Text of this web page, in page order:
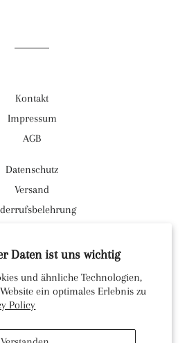
Daten ist uns wichtig
und ähnliche Technologien,
ein optimales Erlebnis zu
Policy
Kontakt
Impressum
AGB
Datenschutz
Versand
Instagram
Währung
EUR €
Strandgut-Duhnen